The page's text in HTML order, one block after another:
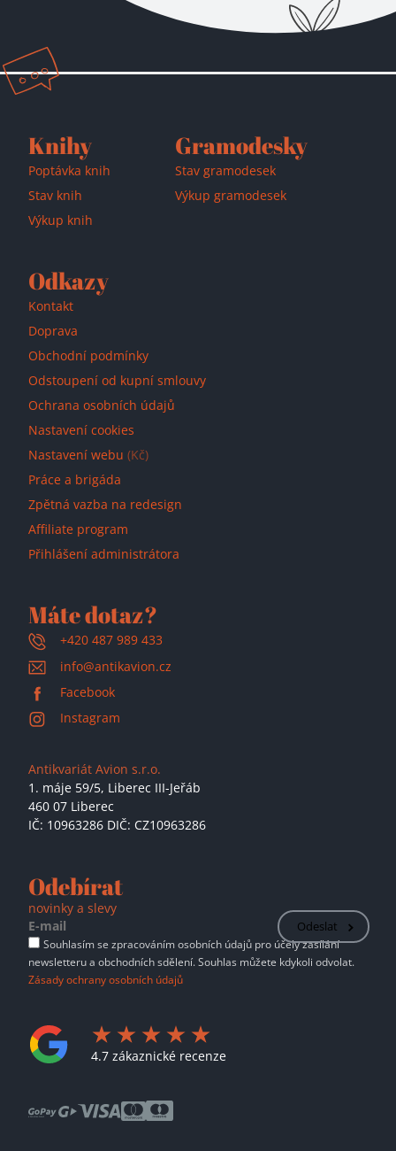
Přidáno do košíku!
Knihy
Poptávka knih
Stav knih
Výkup knih
Gramodesky
Stav gramodesek
Výkup gramodesek
Odkazy
Kontakt
Doprava
Obchodní podmínky
Odstoupení od kupní smlouvy
Ochrana osobních údajů
Nastavení cookies
Nastavení webu (Kč)
Práce a brigáda
Zpětná vazba na redesign
Affiliate program
Přihlášení administrátora
Máte dotaz?
+420 487 989 433
info@antikavion.cz
Facebook
Instagram
Antikvariát Avion s.r.o.
1. máje 59/5, Liberec III-Jeřáb
460 07 Liberec
IČ: 10963286 DIČ: CZ10963286
Odebírat
novinky a slevy
Odeslat
Souhlasím se zpracováním osobních údajů pro účely zasílání
newsletteru a obchodních sdělení. Souhlas můžete kdykoli odvolat.
Zásady ochrany osobních údajů
4.7 zákaznické recenze